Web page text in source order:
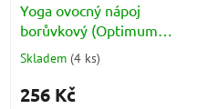
Yoga ovocný nápoj
borůvkový (Optimum
Succo Mirtillo) 6x125ml
Průměrné
produktu
Skladem (4 ks)
256 Kč